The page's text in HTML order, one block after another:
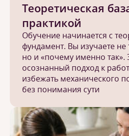
Теоретическая
практикой
Обучение начинается с
фундамент. Вы изучаете не
но и «почему именно так».
осознанный подход к
избежать механического
без понимания сути